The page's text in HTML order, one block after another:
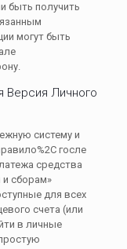
быть получить
могут быть
Версия Личного
систему и
госле
средства
и сборам»
для всех
счета (или
в личные